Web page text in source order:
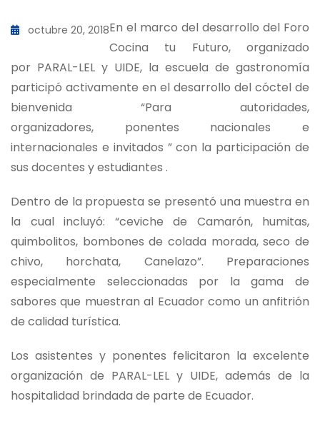
octubre 20, 2018En el marco del desarrollo del Foro
Cocina tu Futuro, organizado
por PARAL-LEL y UIDE, la escuela de gastronomía
participó activamente en el desarrollo del cóctel de
bienvenida “Para autoridades,
organizadores, ponentes nacionales e
internacionales e invitados ” con la participación de
sus docentes y estudiantes .
Dentro de la propuesta se presentó una muestra en
la cual incluyó: “ceviche de Camarón, humitas,
quimbolitos, bombones de colada morada, seco de
chivo, horchata, Canelazo”. Preparaciones
especialmente seleccionadas por la gama de
sabores que muestran al Ecuador como un anfitrión
de calidad turística.
Los asistentes y ponentes felicitaron la excelente
organización de PARAL-LEL y UIDE, además de la
hospitalidad brindada de parte de Ecuador.